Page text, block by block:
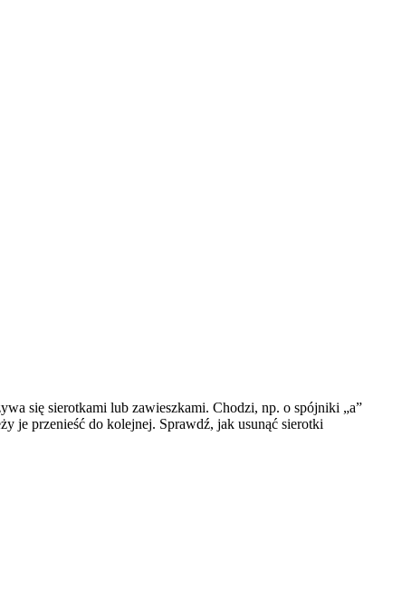
się sierotkami lub zawieszkami. Chodzi, np. o spójniki „a”
je przenieść do kolejnej. Sprawdź, jak usunąć sierotki